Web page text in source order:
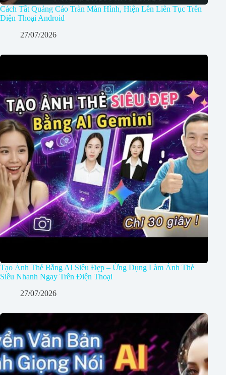
Cách Tắt Quảng Cáo Tràn Màn Hình, Hiện Lên Liên Tục Trên
Điện Thoại Android
27/07/2026
Tạo Ảnh Thẻ Bằng AI Siêu Đẹp – Ứng Dụng Làm Ảnh Thẻ
Siêu Nhanh Ngay Trên Điện Thoại
27/07/2026